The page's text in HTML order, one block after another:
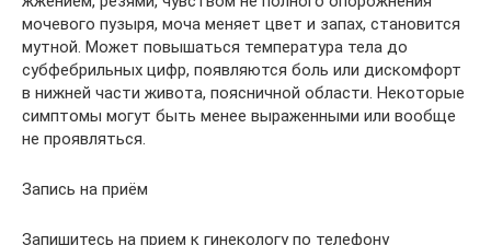
мочевого пузыря, моча меняет цвет и запах, становится
мутной. Может повышаться температура тела до
субфебрильных цифр, появляются боль или дискомфорт
в нижней части живота, поясничной области. Некоторые
симптомы могут быть менее выраженными или вообще
не проявляться.
Запись на приём
Запишитесь на прием к гинекологу по телефону